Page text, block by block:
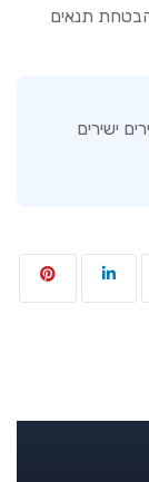
הבטחת תנאים
ישירים